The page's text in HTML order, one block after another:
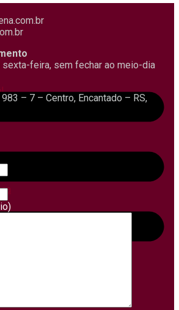
sexta-feira, sem fechar ao meio-dia
– 7 – Centro, Encantado – RS,